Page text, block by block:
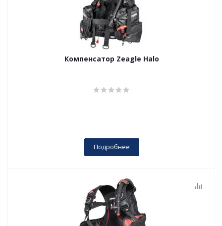
Компенсатор Zeagle Halo
Подробнее